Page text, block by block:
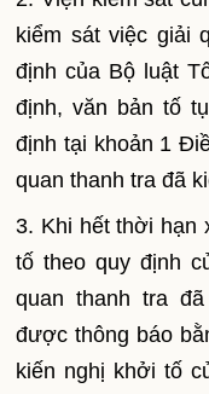
kiểm sát việc giải
định của Bộ luật
định, văn bản tố
định tại khoản 1
quan thanh tra đã
3. Khi hết thời hạn
tố theo quy định
quan thanh tra
được thông báo
kiến nghị khởi tố